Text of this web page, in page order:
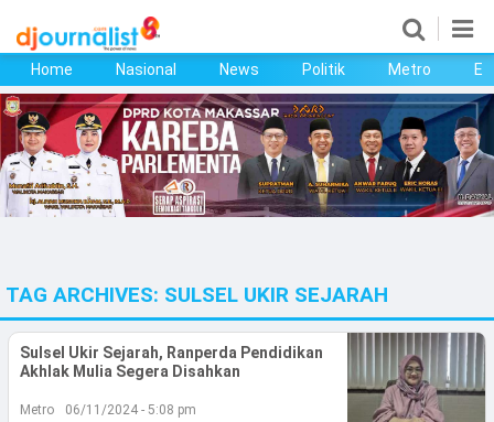
Home
Nasional
News
Metro
Ekonomi
Bisnis
Home Nasional News Politik Metro
TAG ARCHIVES: SULSEL UKIR SEJARAH
Sulsel Ukir Sejarah, Ranperda Pendidikan
Akhlak Mulia Segera Disahkan
Metro 06/11/2024 - 5:08 pm